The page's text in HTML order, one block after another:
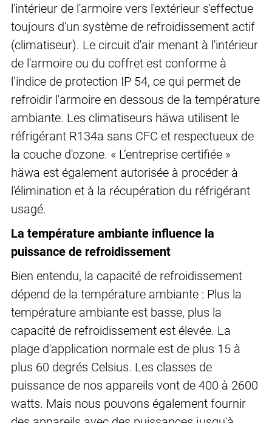
l'intérieur de l'armoire vers l'extérieur s'effectue
toujours d'un système de refroidissement actif
(climatiseur). Le circuit d'air menant à l'intérieur
de l'armoire ou du coffret est conforme à
l’indice de protection IP 54, ce qui permet de
refroidir l'armoire en dessous de la température
ambiante. Les climatiseurs häwa utilisent le
réfrigérant R134a sans CFC et respectueux de
la couche d'ozone. « L’entreprise certifiée »
häwa est également autorisée à procéder à
l'élimination et à la récupération du réfrigérant
usagé.
La température ambiante influence la
puissance de refroidissement
Bien entendu, la capacité de refroidissement
dépend de la température ambiante : Plus la
température ambiante est basse, plus la
capacité de refroidissement est élevée. La
plage d'application normale est de plus 15 à
plus 60 degrés Celsius. Les classes de
puissance de nos appareils vont de 400 à 2600
watts. Mais nous pouvons également fournir